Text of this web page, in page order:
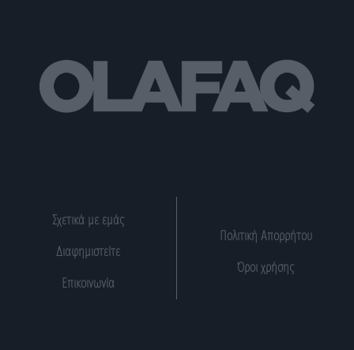
Σχετικά με εμάς
Διαφημιστείτε
Επικοινωνία
Πολιτική Απορρήτου
Όροι χρήσης